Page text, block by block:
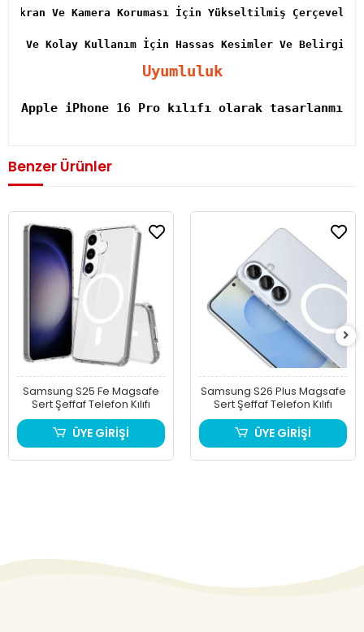
✔ Ekran Ve Kamera Koruması İçin Yükseltilmiş Çerçeveler
Ve Kolay Kullanım İçin Hassas Kesimler Ve Belirgin
Uyumluluk
Apple iPhone 16 Pro kılıfı olarak
Benzer Ürünler
Samsung S25 Fe Magsafe
Sert Şeffaf Telefon Kılıfı
ÜYE GİRİŞİ
Samsung S26 Plus Magsafe
Sert Şeffaf Telefon Kılıfı
ÜYE GİRİŞİ